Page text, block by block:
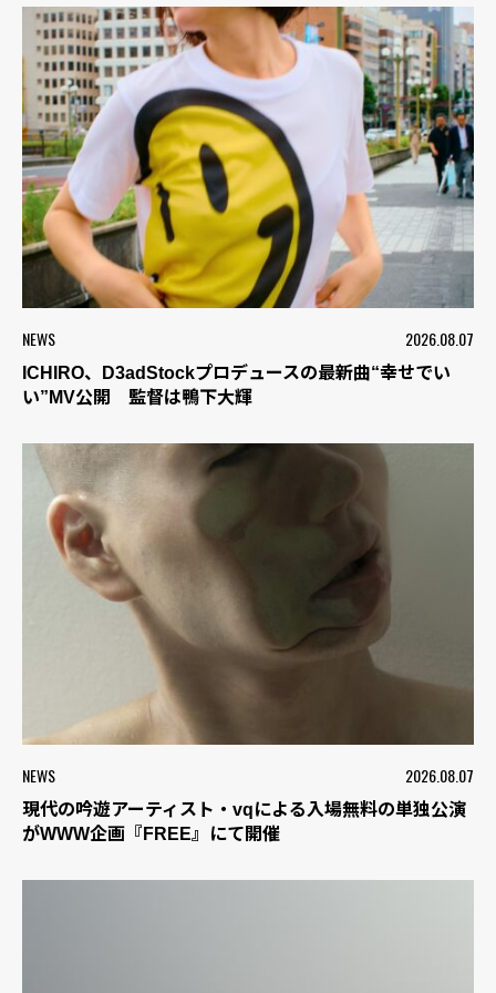
NEWS 2026.08.07
ICHIRO、D3adStockプロデュースの最新曲“幸せでい
い”MV公開 監督は鴨下大輝
NEWS 2026.08.07
現代の吟遊アーティスト・vqによる入場無料の単独公演
がWWW企画『FREE』にて開催